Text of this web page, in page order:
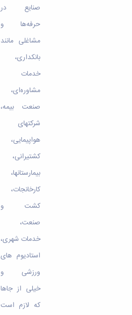
صنایع در
حرفه‌ها و
مشاغلی مانند
بانکداری،
خدمات
مشاوره‌ای،
صنعت بیمه،
شرکتهای
هواپیمایی،
کشتیرانی،
بیمارستانها،
کارخانجات،
کشت و
صنعت،
خدمات شهری،
استادیوم های
ورزشی و
خیلی از جاها
که لازم است